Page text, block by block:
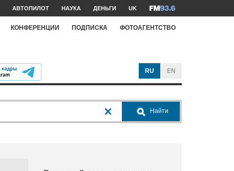
АВТОПИЛОТ НАУКА ДЕНЬГИ UK
КОНФЕРЕНЦИИ ПОДПИСКА ФОТОАГЕНТСТВО
RU EN
Найти